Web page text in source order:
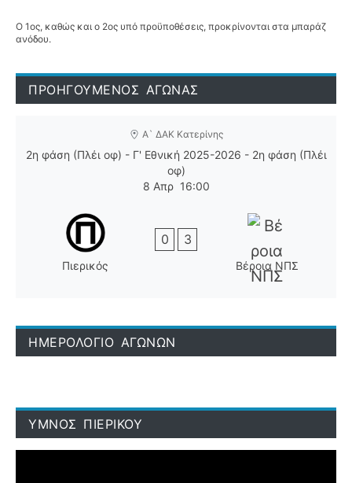
Ο 1ος, καθώς και ο 2ος υπό προϋποθέσεις, προκρίνονται στα μπαράζ
ανόδου.
ΠΡΟΗΓΟΥΜΕΝΟΣ ΑΓΩΝΑΣ
Α` ΔΑΚ Κατερίνης
2η φάση (Πλέι οφ) - Γ' Εθνική 2025-2026 - 2η φάση (Πλέι
οφ)
8 Απρ 16:00
Πιερικός
0 3
Βέροια ΝΠΣ
ΗΜΕΡΟΛΟΓΙΟ ΑΓΩΝΩΝ
ΥΜΝΟΣ ΠΙΕΡΙΚΟΥ